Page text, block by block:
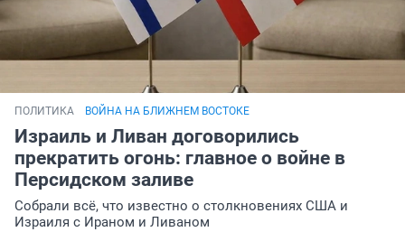
ПОЛИТИКА ВОЙНА НА БЛИЖНЕМ ВОСТОКЕ
Израиль и Ливан договорились
прекратить огонь: главное о войне в
Персидском заливе
Собрали всё, что известно о столкновениях США и
Израиля с Ираном и Ливаном